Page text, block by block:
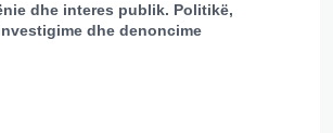
dhe interes publik. Politikë,
dhe denoncime